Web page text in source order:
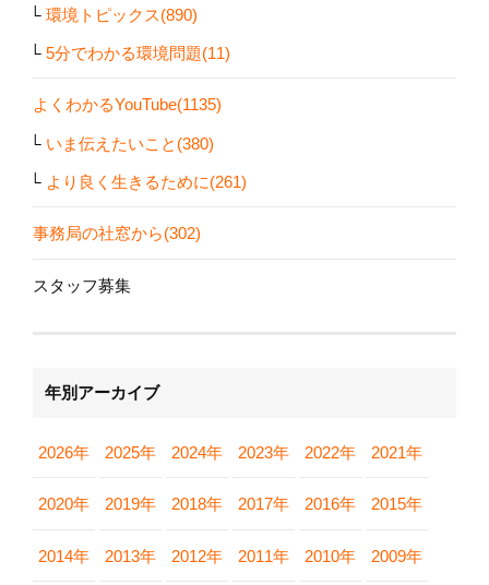
環境トピックス(890)
5分でわかる環境問題(11)
よくわかるYouTube(1135)
いま伝えたいこと(380)
より良く生きるために(261)
事務局の社窓から(302)
スタッフ募集
年別アーカイブ
2026年 2025年 2024年 2023年 2022年 2021年
2020年 2019年 2018年 2017年 2016年 2015年
2014年 2013年 2012年 2011年 2010年 2009年